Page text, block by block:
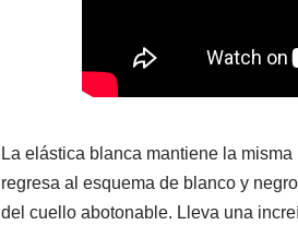
La elástica blanca mantiene la
regresa al esquema de blanco y
del cuello abotonable. Lleva una